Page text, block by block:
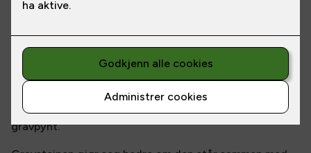
Se gravsteinen i en annen steintype
Helpolert stein i Aurora. Steinen har sandblåste detaljer
og har også en utskjært nisje til plassering av lykt eller
gravpynt.